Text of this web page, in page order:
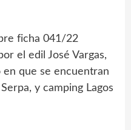
ficha 041/22
el edil José Vargas,
que se encuentran
y camping Lagos